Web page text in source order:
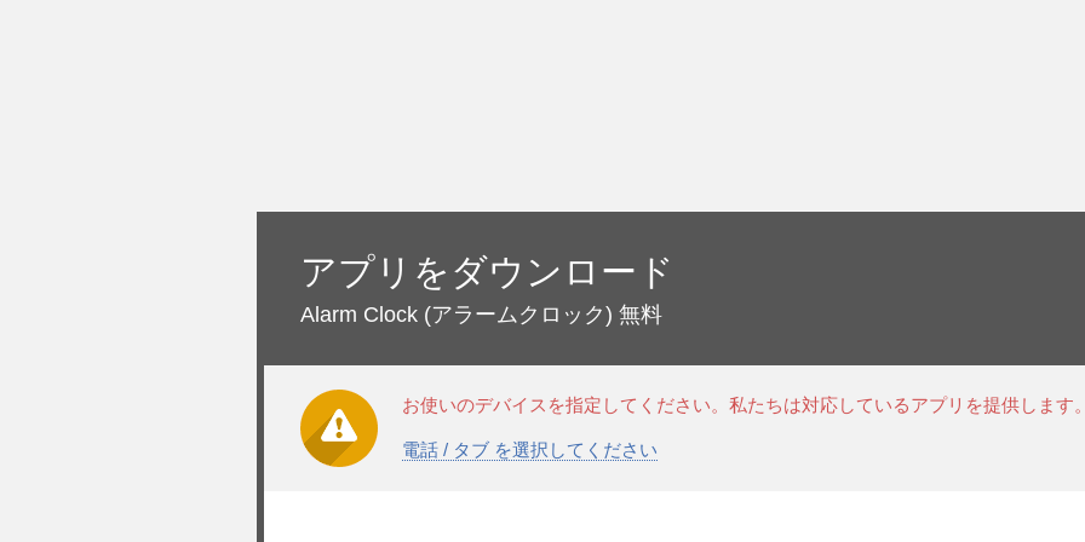
アプリをダウンロード
Alarm Clock (アラームクロック) 無料
お使いのデバイスを指定してください。私たちは対応しているアプリを提供します
電話 / タブ を選択してください